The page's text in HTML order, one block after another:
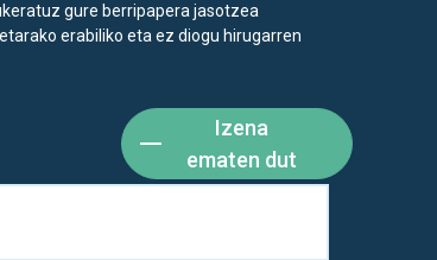
gure berripapera jasotzea
erabiliko eta ez diogu hirugarren
Izena
ematen dut